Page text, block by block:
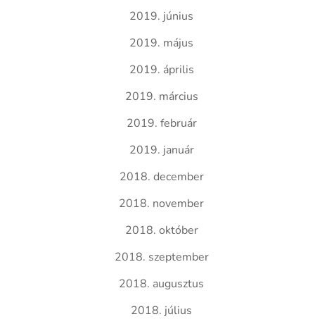
2019. június
2019. május
2019. április
2019. március
2019. február
2019. január
2018. december
2018. november
2018. október
2018. szeptember
2018. augusztus
2018. július